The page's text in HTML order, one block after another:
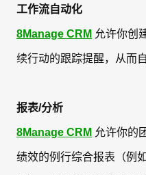
工作流自动化
8Manage CRM 允许你创
续行动的跟踪提醒，从而
报表/分析
8Manage CRM 允许你的
绩效的例行综合报表（例